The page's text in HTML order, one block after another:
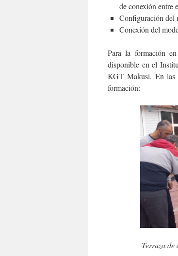
de conexión entre
Configuración del
Conexión del
Para la formación
disponible en el
KGT Makusi. En las
formación:
Terraza de